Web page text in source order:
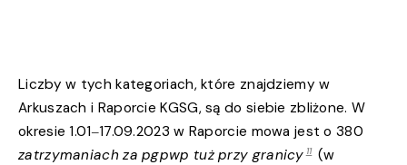
Liczby w tych kategoriach, które znajdziemy w
Arkuszach i Raporcie KGSG, są do siebie zbliżone. W
okresie 1.01‒17.09.2023 w Raporcie mowa jest o 380
zatrzymaniach za pgpwp tuż przy granicy 11 (w